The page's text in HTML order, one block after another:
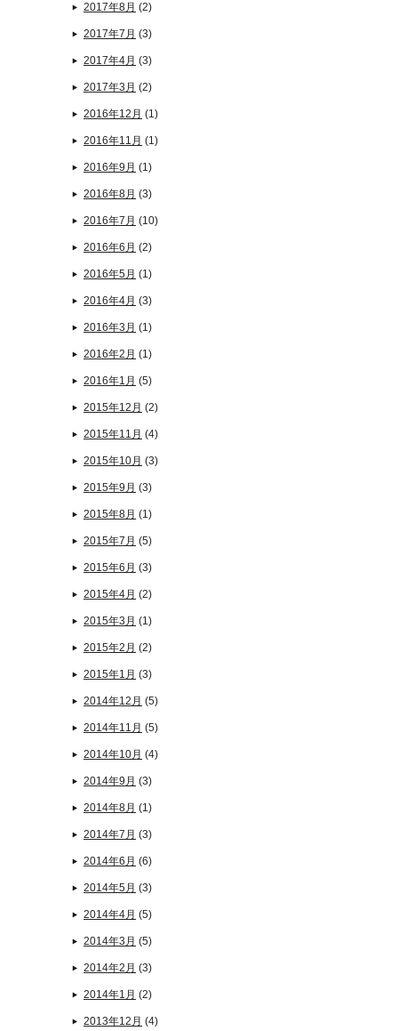
2017年8月 (2)
2017年7月 (3)
2017年4月 (3)
2017年3月 (2)
2016年12月 (1)
2016年11月 (1)
2016年9月 (1)
2016年8月 (3)
2016年7月 (10)
2016年6月 (2)
2016年5月 (1)
2016年4月 (3)
2016年3月 (1)
2016年2月 (1)
2016年1月 (5)
2015年12月 (2)
2015年11月 (4)
2015年10月 (3)
2015年9月 (3)
2015年8月 (1)
2015年7月 (5)
2015年6月 (3)
2015年4月 (2)
2015年3月 (1)
2015年2月 (2)
2015年1月 (3)
2014年12月 (5)
2014年11月 (5)
2014年10月 (4)
2014年9月 (3)
2014年8月 (1)
2014年7月 (3)
2014年6月 (6)
2014年5月 (3)
2014年4月 (5)
2014年3月 (5)
2014年2月 (3)
2014年1月 (2)
2013年12月 (4)